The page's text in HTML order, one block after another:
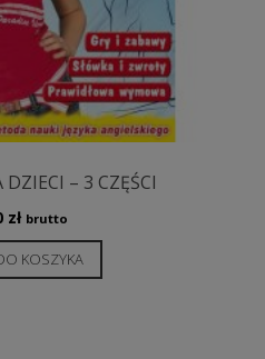
– 3 CZĘŚCI
zł brutto
KOSZYKA